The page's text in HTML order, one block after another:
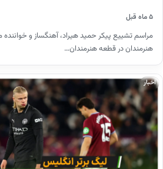
۵ ماه قبل
مراسم تشییع پیکر حمید هیراد، آهنگساز و
هنرمندان در قطعه هنرمندان…
اخبار